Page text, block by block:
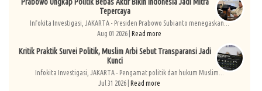
Prabowo Ungkap Politik Bebas Aktif Bikin Indonesia Jadi Mitra
Tepercaya
Infokita Investigasi, JAKARTA - Presiden Prabowo Subianto menegaskan...
Aug 01 2026 | Read more
Kritik Praktik Survei Politik, Muslim Arbi Sebut Transparansi Jadi
Kunci
Infokita Investigasi, JAKARTA - Pengamat politik dan hukum Muslim...
Jul 31 2026 | Read more